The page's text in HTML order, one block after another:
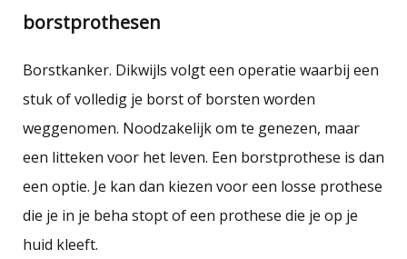
borstprothesen
Borstkanker. Dikwijls volgt een operatie waarbij een
stuk of volledig je borst of borsten worden
weggenomen. Noodzakelijk om te genezen, maar
een litteken voor het leven. Een borstprothese is dan
een optie. Je kan dan kiezen voor een losse prothese
die je in je beha stopt of een prothese die je op je
huid kleeft.